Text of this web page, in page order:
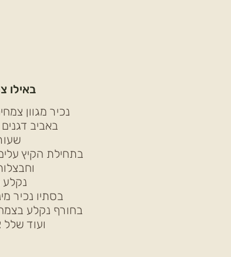
באילו
נכיר מגוון
באביב
בתחילת הקיץ
נקלע
בסתיו נכיר
בחורף נקלע
ועוד